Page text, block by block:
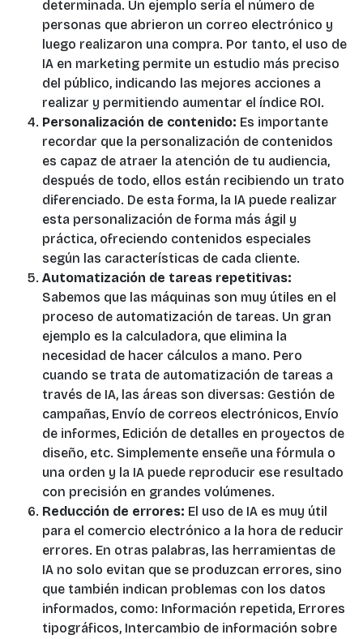
determinada. Un ejemplo sería el número de
personas que abrieron un correo electrónico y
luego realizaron una compra. Por tanto, el uso de
IA en marketing permite un estudio más preciso
del público, indicando las mejores acciones a
realizar y permitiendo aumentar el índice ROI.
Personalización de contenido: Es importante
recordar que la personalización de contenidos
es capaz de atraer la atención de tu audiencia,
después de todo, ellos están recibiendo un trato
diferenciado. De esta forma, la IA puede realizar
esta personalización de forma más ágil y
práctica, ofreciendo contenidos especiales
según las características de cada cliente.
Automatización de tareas repetitivas:
Sabemos que las máquinas son muy útiles en el
proceso de automatización de tareas. Un gran
ejemplo es la calculadora, que elimina la
necesidad de hacer cálculos a mano. Pero
cuando se trata de automatización de tareas a
través de IA, las áreas son diversas: Gestión de
campañas, Envío de correos electrónicos, Envío
de informes, Edición de detalles en proyectos de
diseño, etc. Simplemente enseñe una fórmula o
una orden y la IA puede reproducir ese resultado
con precisión en grandes volúmenes.
Reducción de errores: El uso de IA es muy útil
para el comercio electrónico a la hora de reducir
errores. En otras palabras, las herramientas de
IA no solo evitan que se produzcan errores, sino
que también indican problemas con los datos
informados, como: Información repetida, Errores
tipográficos, Intercambio de información sobre